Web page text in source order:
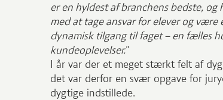
er en hyldest af branchens bedste,
med at tage ansvar for elever og
dynamisk tilgang til faget – en fælles
kundeoplevelser."
I år var der et meget stærkt felt af
det var derfor en svær opgave for
dygtige indstillede.